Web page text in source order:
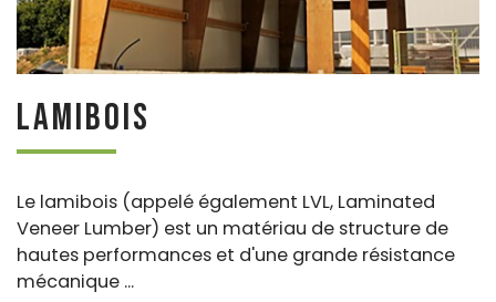
Lamibois
Le lamibois (appelé également LVL, Laminated
Veneer Lumber) est un matériau de structure de
hautes performances et d'une grande résistance
mécanique ...